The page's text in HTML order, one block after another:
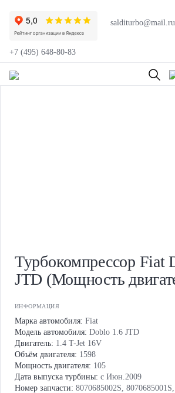
salditurbo@mail.ru
+7 (495) 648-80-83
Турбокомпрессор Fiat
JTD (Мощность
ИНФОРМАЦИЯ
Марка автомобиля: Fiat
Модель автомобиля: Doblo 1.6 JTD
Двигатель: 1.4 T-Jet 16V
Объём двигателя: 1598
Мощность двигателя: 105
Дата выпуска турбины: с Июн.2009
Номер запчасти: 8070685002S,